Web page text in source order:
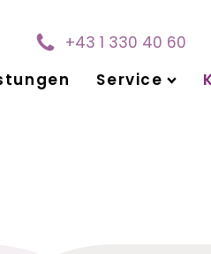
+43 1 330 40 60
Service